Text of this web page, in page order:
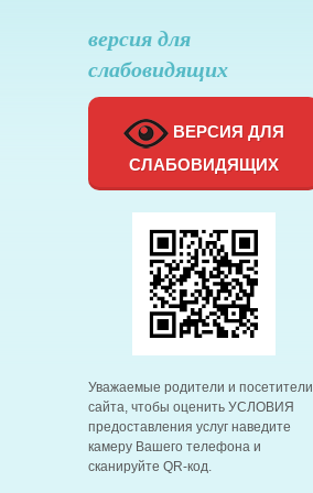
версия для
слабовидящих
ВЕРСИЯ ДЛЯ
СЛАБОВИДЯЩИХ
Уважаемые родители и посетители
сайта, чтобы оценить УСЛОВИЯ
предоставления услуг наведите
камеру Вашего телефона и
сканируйте QR-код.